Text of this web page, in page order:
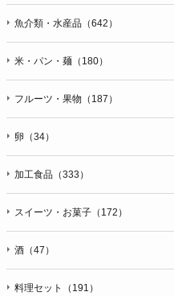
い致します。
個人情報の提供は任意と致し
応等に支障をきたす可能性が
h）弊社は、弊社のウェブサ
す。これらには、お客様のお
個人情報に関する問合わせ窓
個人情報保護管理者：オペレ
〒106-0044 東京都港区東麻
ビル４階
魚介類・水産品（642）
米・パン・麺（180）
フルーツ・果物（187）
卵（34）
加工食品（333）
スイーツ・お菓子（172）
酒（47）
料理セット（191）